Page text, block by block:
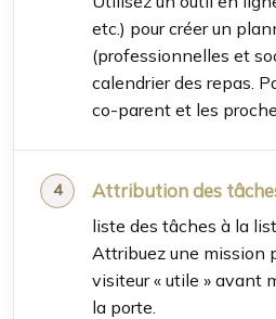
etc.) pour créer un
(professionnelles et
calendrier des repas.
co-parent et les
Attribution des
liste des tâches à la
Attribuez une mission
visiteur « utile » avant
la porte.